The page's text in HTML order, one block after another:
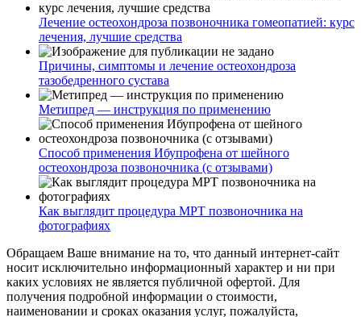
Лечение остеохондроза позвоночника гомеопатией: курс
лечения, лучшие средства
Причины, симптомы и лечение остеохондроза
тазобедренного сустава
Метипред — инструкция по применению
Способ применения Ибупрофена от шейного
остеохондроза позвоночника (с отзывами)
Как выглядит процедура МРТ позвоночника на
фотографиях
Обращаем Ваше внимание на то, что данный интернет-сайт
носит исключительно информационный характер и ни при
каких условиях не является публичной офертой. Для
получения подробной информации о стоимости,
наименовании и сроках оказания услуг, пожалуйста,